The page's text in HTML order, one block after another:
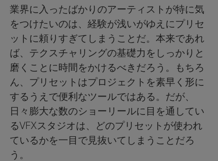
業界に入ったばかりのアーティストが特に気
をつけたいのは、経験が浅いがゆえにプリセ
ットに頼りすぎてしまうことだ。本来であれ
ば、テクスチャリングの基礎力をしっかりと
磨くことに時間をかけるべきだろう。もちろ
ん、プリセットはプロジェクトを素早く形に
するうえで便利なツールではある。だが、
日々膨大な数のショーリールに目を通してい
るVFXスタジオは、どのプリセットが使われ
ているかを一目で見抜いてしまうことだろ
う。